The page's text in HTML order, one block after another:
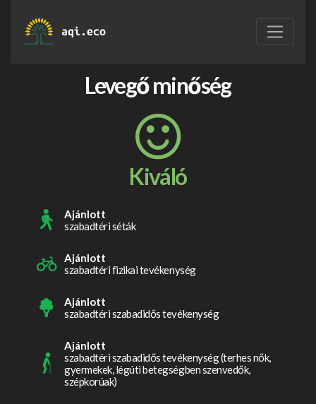
aqi.eco
Levegő minőség
Kiváló
Ajánlott
szabadtéri séták
Ajánlott
szabadtéri fizikai tevékenység
Ajánlott
szabadtéri szabadidős tevékenység
Ajánlott
szabadtéri szabadidős tevékenység (terhes nők,
gyermekek, légúti betegségben szenvedők,
szépkorúak)